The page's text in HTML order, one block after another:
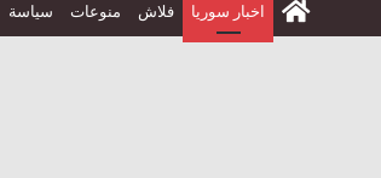
الرئيسية
اخبار سوريا فلاش منوعات سياسة